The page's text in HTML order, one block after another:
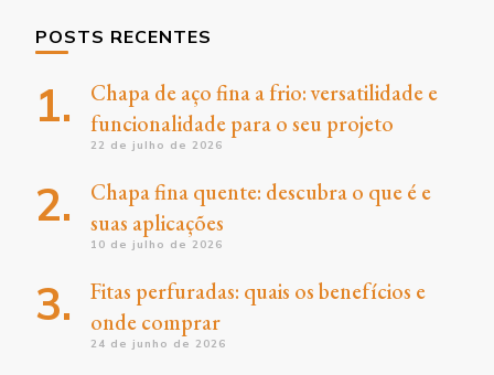
POSTS RECENTES
Chapa de aço fina a frio: versatilidade e
funcionalidade para o seu projeto
22 de julho de 2026
Chapa fina quente: descubra o que é e
suas aplicações
10 de julho de 2026
Fitas perfuradas: quais os benefícios e
onde comprar
24 de junho de 2026